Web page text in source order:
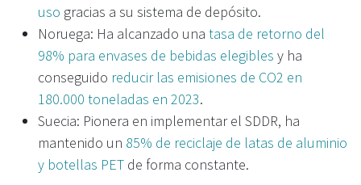
uso gracias a su sistema de depósito.
Noruega: Ha alcanzado una tasa de retorno del
98% para envases de bebidas elegibles y ha
conseguido reducir las emisiones de CO2 en
180.000 toneladas en 2023.
Suecia: Pionera en implementar el SDDR, ha
mantenido un 85% de reciclaje de latas de aluminio
y botellas PET de forma constante.